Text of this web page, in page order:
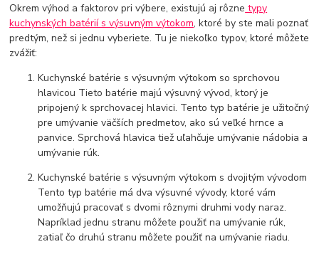
Okrem výhod a faktorov pri výbere, existujú aj rôzne typy
kuchynských batérií s výsuvným výtokom, ktoré by ste mali poznať
predtým, než si jednu vyberiete. Tu je niekoľko typov, ktoré môžete
zvážiť:
Kuchynské batérie s výsuvným výtokom so sprchovou
hlavicou Tieto batérie majú výsuvný vývod, ktorý je
pripojený k sprchovacej hlavici. Tento typ batérie je užitočný
pre umývanie väčších predmetov, ako sú veľké hrnce a
panvice. Sprchová hlavica tiež uľahčuje umývanie nádobia a
umývanie rúk.
Kuchynské batérie s výsuvným výtokom s dvojitým vývodom
Tento typ batérie má dva výsuvné vývody, ktoré vám
umožňujú pracovať s dvomi rôznymi druhmi vody naraz.
Napríklad jednu stranu môžete použiť na umývanie rúk,
zatiaľ čo druhú stranu môžete použiť na umývanie riadu.